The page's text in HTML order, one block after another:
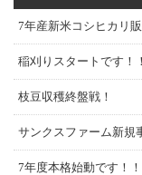
7年産新米コシヒカリ
稲刈りスタートです！
枝豆収穫終盤戦！
サンクスファーム新規
7年度本格始動です！！